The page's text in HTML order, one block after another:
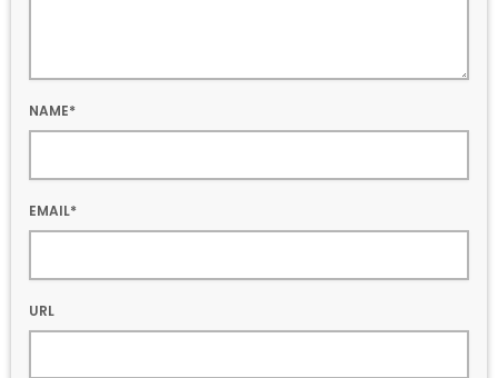
NAME*
EMAIL*
URL